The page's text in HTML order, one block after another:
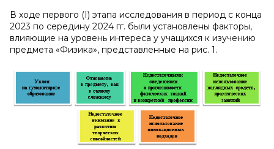
В ходе первого (I) этапа исследования в период с конца
2023 по середину 2024 гг. были установлены факторы,
влияющие на уровень интереса у учащихся к изучению
предмета «Физика», представленные на рис. 1.